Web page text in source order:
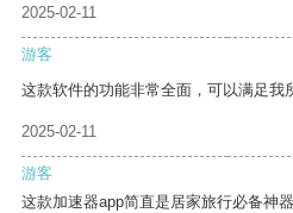
2025-02-11
游客
这款软件的功能非常全面，可以满足我
2025-02-11
游客
这款加速器app简直是居家旅行必备神